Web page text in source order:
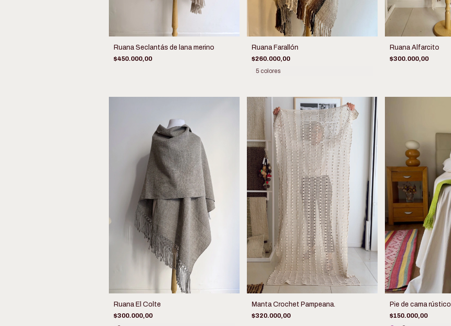
Ruana Seclantás de lana merino
$450.000,00
Ruana Farallón
$260.000,00
5 colores
Ruana Alfarcito
$300.000,00
Ruana El Colte
$300.000,00
Manta Crochet Pampeana.
$320.000,00
Pie de cama rústico
$150.000,00